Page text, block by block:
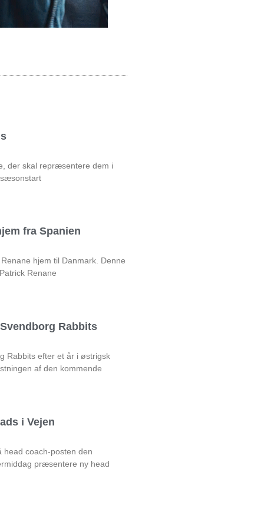
der skal repræsentere dem i
fra Spanien
hjem til Danmark. Denne
Renane
Rabbits
Rabbits efter et år i østrigsk
af den kommende
i Vejen
head coach-posten den
præsentere ny head